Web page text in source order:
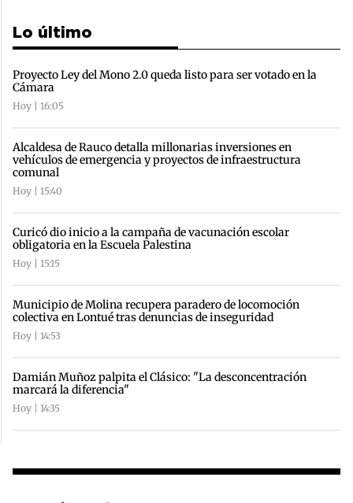
Lo último
Proyecto Ley del Mono 2.0 queda listo para ser votado en la
Cámara
Hoy | 16:05
Alcaldesa de Rauco detalla millonarias inversiones en
vehículos de emergencia y proyectos de infraestructura
comunal
Hoy | 15:40
Curicó dio inicio a la campaña de vacunación escolar
obligatoria en la Escuela Palestina
Hoy | 15:15
Municipio de Molina recupera paradero de locomoción
colectiva en Lontué tras denuncias de inseguridad
Hoy | 14:53
Damián Muñoz palpita el Clásico: "La desconcentración
marcará la diferencia"
Hoy | 14:35